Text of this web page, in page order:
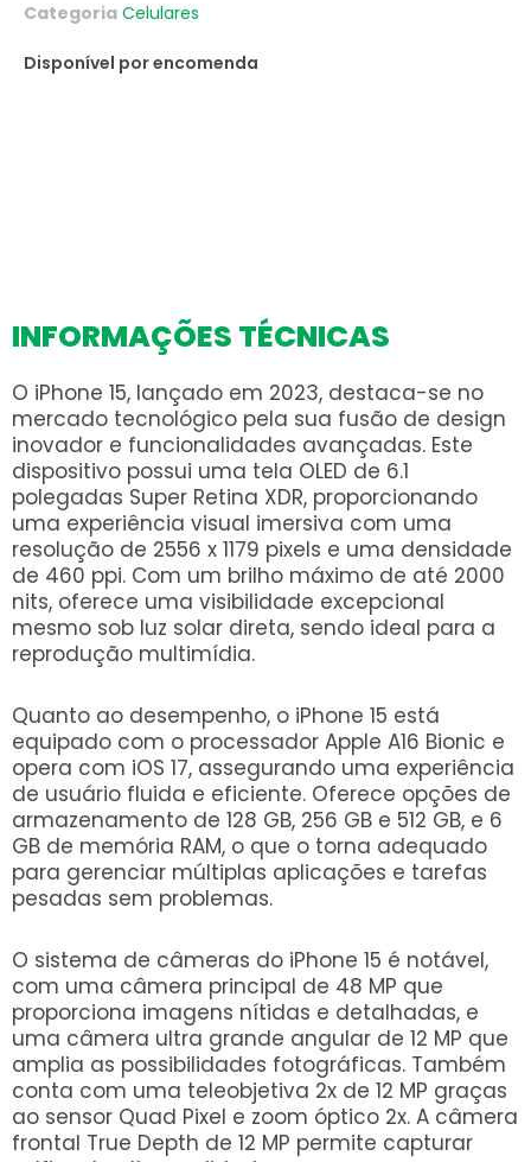
Categoria Celulares
Disponível por encomenda
INFORMAÇÕES TÉCNICAS
O iPhone 15, lançado em 2023, destaca-se no
mercado tecnológico pela sua fusão de design
inovador e funcionalidades avançadas. Este
dispositivo possui uma tela OLED de 6.1
polegadas Super Retina XDR, proporcionando
uma experiência visual imersiva com uma
resolução de 2556 x 1179 pixels e uma densidade
de 460 ppi. Com um brilho máximo de até 2000
nits, oferece uma visibilidade excepcional
mesmo sob luz solar direta, sendo ideal para a
reprodução multimídia.
Quanto ao desempenho, o iPhone 15 está
equipado com o processador Apple A16 Bionic e
opera com iOS 17, assegurando uma experiência
de usuário fluida e eficiente. Oferece opções de
armazenamento de 128 GB, 256 GB e 512 GB, e 6
GB de memória RAM, o que o torna adequado
para gerenciar múltiplas aplicações e tarefas
pesadas sem problemas.
O sistema de câmeras do iPhone 15 é notável,
com uma câmera principal de 48 MP que
proporciona imagens nítidas e detalhadas, e
uma câmera ultra grande angular de 12 MP que
amplia as possibilidades fotográficas. Também
conta com uma teleobjetiva 2x de 12 MP graças
ao sensor Quad Pixel e zoom óptico 2x. A câmera
frontal True Depth de 12 MP permite capturar